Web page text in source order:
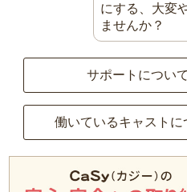
にする、大変
ませんか？
サポートについ
働いているキャストに